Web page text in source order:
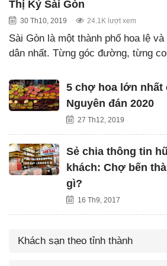
Thị Kỷ Sài Gòn
30 Th10, 2019 24.1K lượt xem
Sài Gòn là một thành phố hoa lệ
dân nhất. Từng góc đường, từng
5 chợ hoa lớn nhất
Nguyên đán 2020
27 Th12, 2019
Sẻ chia thông tin
khách: Chợ bến
gì?
16 Th9, 2017
Khách sạn theo tỉnh thành